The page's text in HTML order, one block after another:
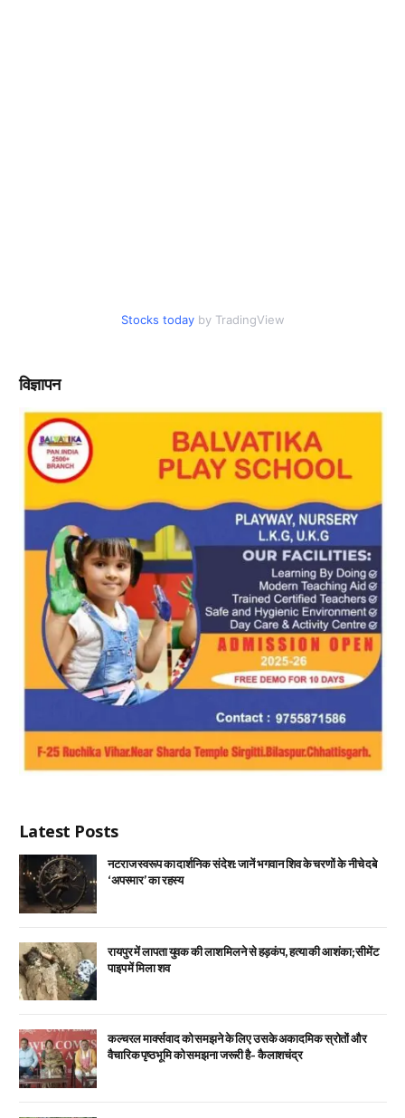
Stocks today by TradingView
विज्ञापन
Latest Posts
नटराज स्वरूप का दार्शनिक संदेश: जानें भगवान शिव के चरणों के नीचे दबे
‘अपस्मार’ का रहस्य
रायपुर में लापता युवक की लाश मिलने से हड़कंप, हत्या की आशंका; सीमेंट
पाइप में मिला शव
कल्चरल मार्क्सवाद को समझने के लिए उसके अकादमिक स्रोतों और
वैचारिक पृष्ठभूमि को समझना जरूरी है- कैलाशचंद्र